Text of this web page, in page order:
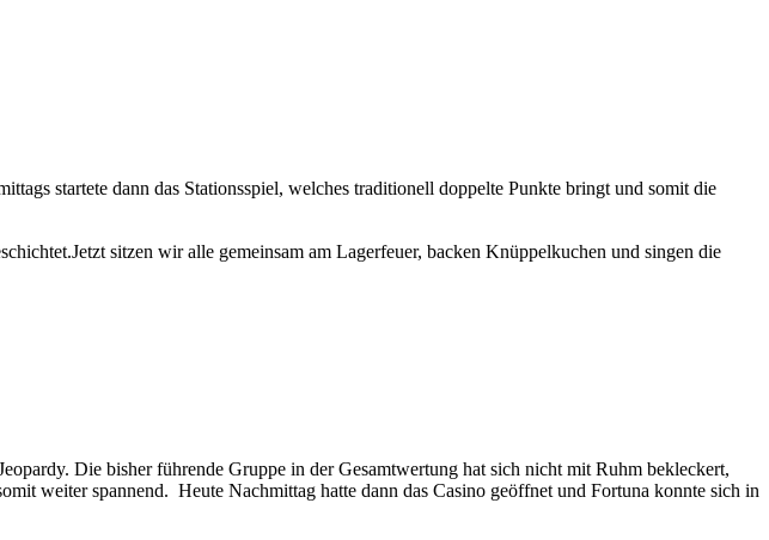
startete dann das Stationsspiel, welches traditionell doppelte Punkte bringt und somit die
sitzen wir alle gemeinsam am Lagerfeuer, backen Knüppelkuchen und singen die
Die bisher führende Gruppe in der Gesamtwertung hat sich nicht mit Ruhm bekleckert,
weiter spannend. Heute Nachmittag hatte dann das Casino geöffnet und Fortuna konnte sich in